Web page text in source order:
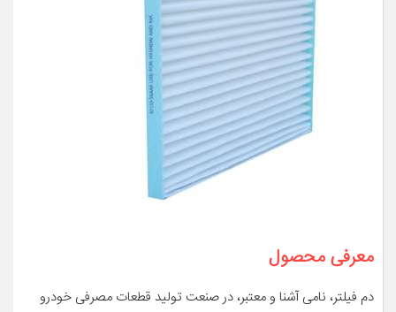
معرفی محصول
دم فیلتر، نامی آشنا و معتبر، در صنعت تولید قطعات مصرفی خودرو